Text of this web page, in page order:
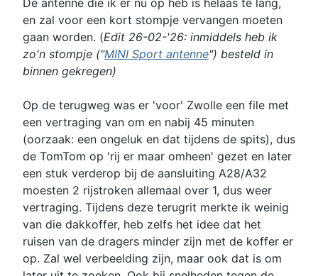
De antenne die ik er nu op heb is helaas te lang,
en zal voor een kort stompje vervangen moeten
gaan worden. (Edit 26-02-'26: inmiddels heb ik
zo'n stompje ("MINI Sport antenne") besteld in
binnen gekregen)
Op de terugweg was er 'voor' Zwolle een file met
een vertraging van om en nabij 45 minuten
(oorzaak: een ongeluk en dat tijdens de spits), dus
de TomTom op 'rij er maar omheen' gezet en later
een stuk verderop bij de aansluiting A28/A32
moesten 2 rijstroken allemaal over 1, dus weer
vertraging. Tijdens deze terugrit merkte ik weinig
van die dakkoffer, heb zelfs het idee dat het
ruisen van de dragers minder zijn met de koffer er
op. Zal wel verbeelding zijn, maar ook dat is om